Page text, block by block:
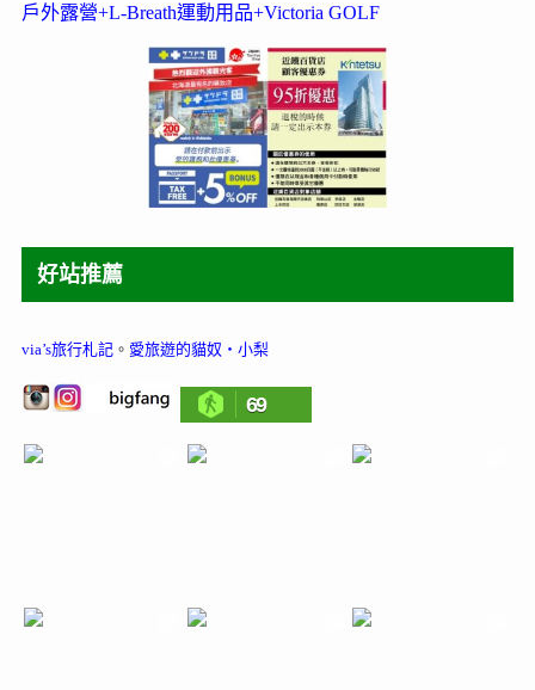
戶外露營+L-Breath運動用品+Victoria GOLF
好站推薦
via’s旅行札記。 愛旅遊的貓奴‧小梨
69